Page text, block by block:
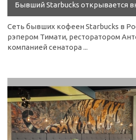
Бывший Starbucks открывается
Сеть бывших кофеен Starbucks в
рэпером Тимати, ресторатором
компанией сенатора ...